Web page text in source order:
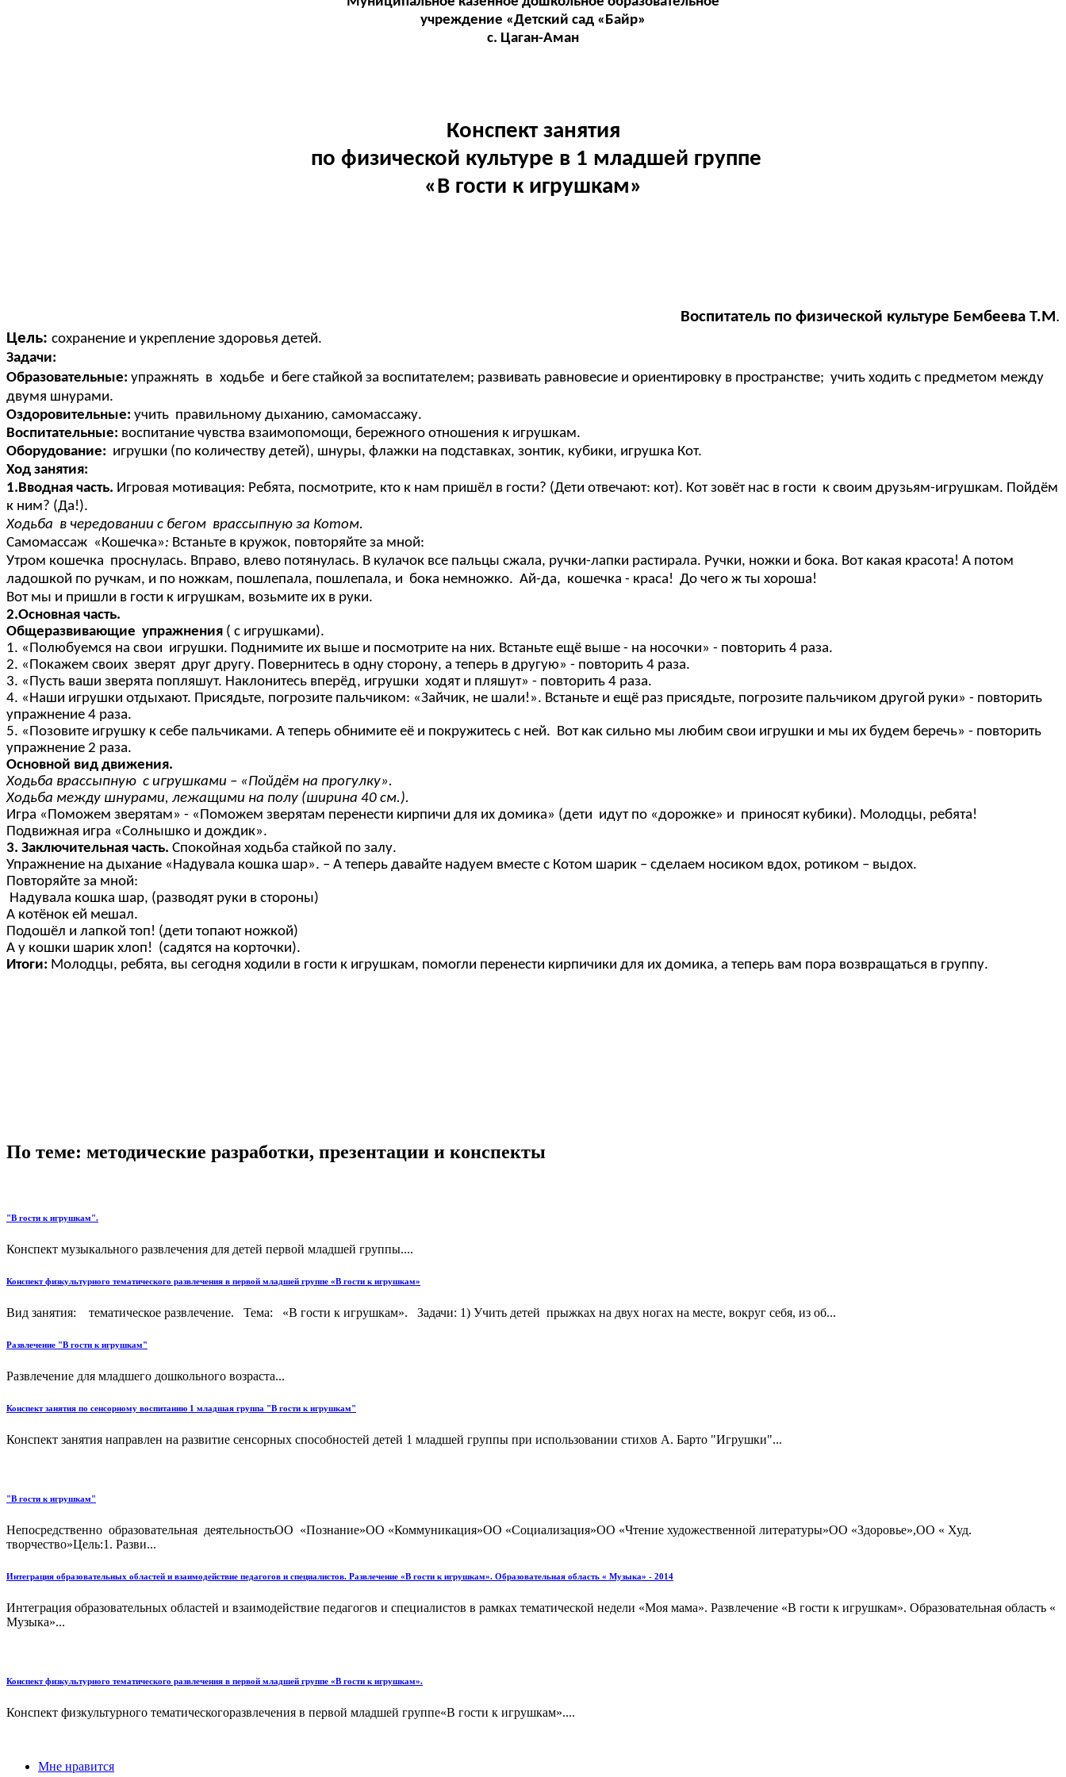
учреждение «Детский сад «Байр»
с. Цаган-Аман
Конспект занятия
по физической культуре в 1 младшей группе
«В гости к игрушкам»
Воспитатель по физической культуре Бембеева Т.М.
Цель: сохранение и укрепление здоровья детей.
Задачи:
Образовательные: упражнять в ходьбе и беге стайкой за воспитателем; развивать равновесие и ориентировку в пространстве; учить ходить с предметом между
двумя шнурами.
Оздоровительные: учить правильному дыханию, самомассажу.
Воспитательные: воспитание чувства взаимопомощи, бережного отношения к игрушкам.
Оборудование: игрушки (по количеству детей), шнуры, флажки на подставках, зонтик, кубики, игрушка Кот.
Ход занятия:
1.Вводная часть. Игровая мотивация: Ребята, посмотрите, кто к нам пришёл в гости? (Дети отвечают: кот). Кот зовёт нас в гости к своим друзьям-игрушкам. Пойдём
к ним? (Да!).
Ходьба в чередовании с бегом врассыпную за Котом.
Самомассаж «Кошечка»: Встаньте в кружок, повторяйте за мной:
Утром кошечка проснулась. Вправо, влево потянулась. В кулачок все пальцы сжала, ручки-лапки растирала. Ручки, ножки и бока. Вот какая красота! А потом
ладошкой по ручкам, и по ножкам, пошлепала, пошлепала, и бока немножко. Ай-да, кошечка - краса! До чего ж ты хороша!
Вот мы и пришли в гости к игрушкам, возьмите их в руки.
2.Основная часть.
Общеразвивающие упражнения ( с игрушками).
1. «Полюбуемся на свои игрушки. Поднимите их выше и посмотрите на них. Встаньте ещё выше - на носочки» - повторить 4 раза.
2. «Покажем своих зверят друг другу. Повернитесь в одну сторону, а теперь в другую» - повторить 4 раза.
3. «Пусть ваши зверята попляшут. Наклонитесь вперёд, игрушки ходят и пляшут» - повторить 4 раза.
4. «Наши игрушки отдыхают. Присядьте, погрозите пальчиком: «Зайчик, не шали!». Встаньте и ещё раз присядьте, погрозите пальчиком другой руки» - повторить
упражнение 4 раза.
5. «Позовите игрушку к себе пальчиками. А теперь обнимите её и покружитесь с ней. Вот как сильно мы любим свои игрушки и мы их будем беречь» - повторить
упражнение 2 раза.
Основной вид движения.
Ходьба врассыпную с игрушками – «Пойдём на прогулку».
Ходьба между шнурами, лежащими на полу (ширина 40 см.).
Игра «Поможем зверятам» - «Поможем зверятам перенести кирпичи для их домика» (дети идут по «дорожке» и приносят кубики). Молодцы, ребята!
Подвижная игра «Солнышко и дождик».
3. Заключительная часть. Спокойная ходьба стайкой по залу.
Упражнение на дыхание «Надувала кошка шар». – А теперь давайте надуем вместе с Котом шарик – сделаем носиком вдох, ротиком – выдох.
Повторяйте за мной:
Надувала кошка шар, (разводят руки в стороны)
А котёнок ей мешал.
Подошёл и лапкой топ! (дети топают ножкой)
А у кошки шарик хлоп! (садятся на корточки).
Итоги: Молодцы, ребята, вы сегодня ходили в гости к игрушкам, помогли перенести кирпичики для их домика, а теперь вам пора возвращаться в группу.
По теме: методические разработки, презентации и конспекты
"В гости к игрушкам".
Конспект музыкального развлечения для детей первой младшей группы....
Конспект физкультурного тематического развлечения в первой младшей группе «В гости к игрушкам»
Вид занятия: тематическое развлечение. Тема: «В гости к игрушкам». Задачи: 1) Учить детей прыжках на двух ногах на месте, вокруг себя, из об...
Развлечение "В гости к игрушкам"
Развлечение для младшего дошкольного возраста...
Конспект занятия по сенсорному воспитанию 1 младшая группа "В гости к игрушкам"
Конспект занятия направлен на развитие сенсорных способностей детей 1 младшей группы при использовании стихов А. Барто "Игрушки"...
"В гости к игрушкам"
Непосредственно образовательная деятельностьОО «Познание»ОО «Коммуникация»ОО «Социализация»ОО «Чтение художественной литературы»ОО «Здоровье»,ОО « Худ.
творчество»Цель:1. Разви...
Интеграция образовательных областей и взаимодействие педагогов и специалистов. Развлечение «В гости к игрушкам». Образовательная область « Музыка» - 2014
Интеграция образовательных областей и взаимодействие педагогов и специалистов в рамках тематической недели «Моя мама». Развлечение «В гости к игрушкам». Образовательная область «
Музыка»...
Конспект физкультурного тематического развлечения в первой младшей группе «В гости к игрушкам».
Конспект физкультурного тематическогоразвлечения в первой младшей группе«В гости к игрушкам»....
Мне нравится